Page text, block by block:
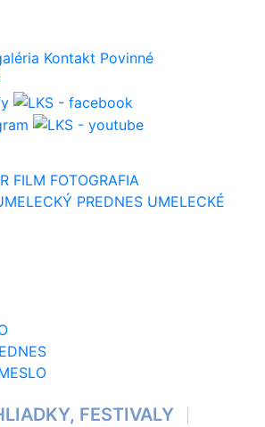
Kontakt Povinné
FILM FOTOGRAFIA
PREDNES UMELECKÉ
FESTIVALY